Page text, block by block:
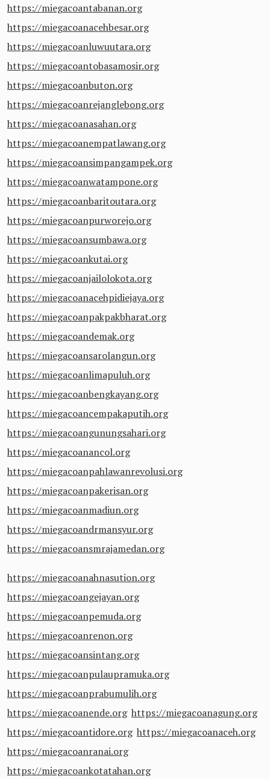
https://miegacoantabanan.org
https://miegacoanacehbesar.org
https://miegacoanluwuutara.org
https://miegacoantobasamosir.org
https://miegacoanbuton.org
https://miegacoanrejanglebong.org
https://miegacoanasahan.org
https://miegacoanempatlawang.org
https://miegacoansimpangampek.org
https://miegacoanwatampone.org
https://miegacoanbaritoutara.org
https://miegacoanpurworejo.org
https://miegacoansumbawa.org
https://miegacoankutai.org
https://miegacoanjailolokota.org
https://miegacoanacehpidiejaya.org
https://miegacoanpakpakbharat.org
https://miegacoandemak.org
https://miegacoansarolangun.org
https://miegacoanlimapuluh.org
https://miegacoanbengkayang.org
https://miegacoancempakaputih.org
https://miegacoangunungsahari.org
https://miegacoanancol.org
https://miegacoanpahlawanrevolusi.org
https://miegacoanpakerisan.org
https://miegacoanmadiun.org
https://miegacoandrmansyur.org
https://miegacoansmrajamedan.org
https://miegacoanahnasution.org
https://miegacoangejayan.org
https://miegacoanpemuda.org
https://miegacoanrenon.org
https://miegacoansintang.org
https://miegacoanpulaupramuka.org
https://miegacoanprabumulih.org
https://miegacoanende.org https://miegacoanagung.org
https://miegacoantidore.org https://miegacoanaceh.org
https://miegacoanranai.org
https://miegacoankotatahan.org